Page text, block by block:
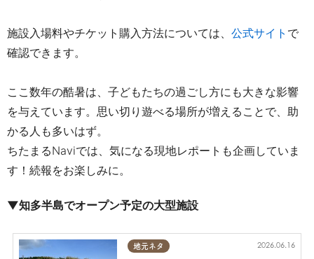
施設入場料やチケット購入方法については、 公式サイト で
確認できます。
ここ数年の酷暑は、子どもたちの過ごし方にも大きな影響
を与えています。思い切り遊べる場所が増えることで、助
かる人も多いはず。
ちたまるNaviでは、気になる現地レポートも企画していま
す！続報をお楽しみに。
▼知多半島でオープン予定の大型施設
地元ネタ 2026.06.16